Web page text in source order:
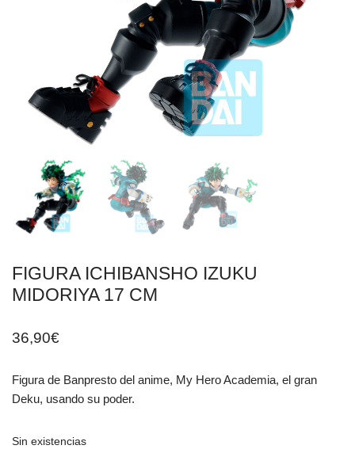
FIGURA ICHIBANSHO IZUKU
MIDORIYA 17 CM
36,90€
Figura de Banpresto del anime, My Hero Academia, el gran
Deku, usando su poder.
Sin existencias